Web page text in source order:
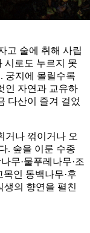
고 술에 취해 사립
시로도 누르지 못
궁지에 몰릴수록
인 자연과 교유하
다산이 즐겨 걸었
거나 꺾이거나 오
. 숲을 이룬 수종
무·물푸레나무·조
인 동백나무·후
생의 향연을 펼친